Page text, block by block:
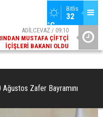
Bitlis
32
°C
ADİLCEVAZ / 09:10
MUSTAFA ÇIFTÇI
İÇIŞLERI BAKANI OLDU
Zafer Bayramını